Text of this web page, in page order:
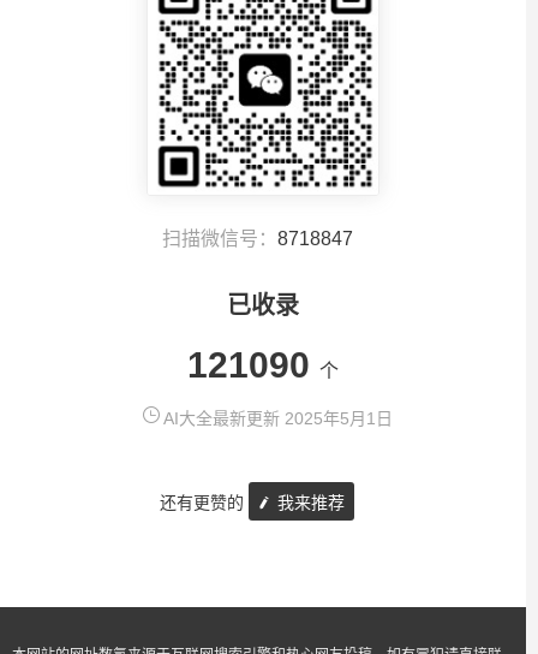
扫描微信号： 8718847
已收录
121090 个
AI大全最新更新 2025年5月1日
还有更赞的 我来推荐